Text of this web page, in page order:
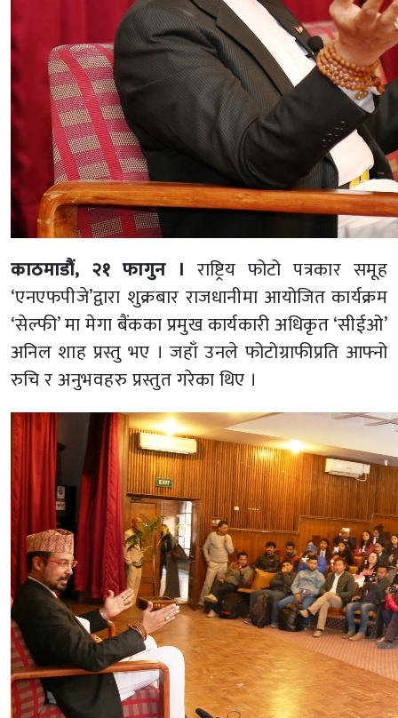
काठमाडौं, २१ फागुन । राष्ट्रिय फोटो पत्रकार समूह
‘एनएफपीजे’द्वारा शुक्रबार राजधानीमा आयोजित कार्यक्रम
‘सेल्फी’ मा मेगा बैंकका प्रमुख कार्यकारी अधिकृत ‘सीईओ’
अनिल शाह प्रस्तु भए । जहाँ उनले फोटोग्राफीप्रति आफ्नो
रुचि र अनुभवहरु प्रस्तुत गरेका थिए ।